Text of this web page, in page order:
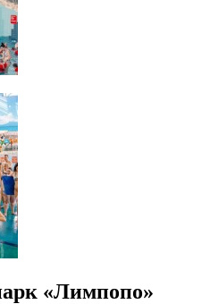
«Лимпопо»